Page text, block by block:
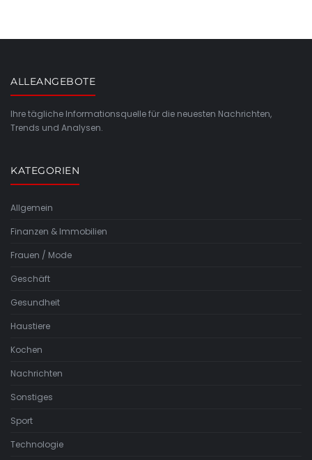
ALLEANGEBOTE
Ihre tägliche Informationsquelle für die neuesten Nachrichten,
Trends und Analysen.
KATEGORIEN
Allgemein
Finanzen & Immobilien
Frauen / Mode
Geschäft
Gesundheit
Haustiere
Kochen
Nachrichten
Sonstiges
Sport
Technologie